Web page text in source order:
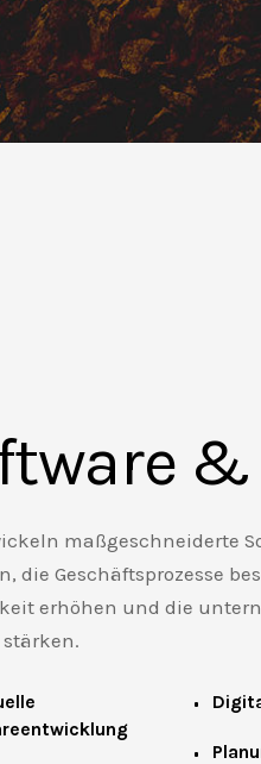
&
maßgeschneiderte
die Geschäftsprozesse
erhöhen und die